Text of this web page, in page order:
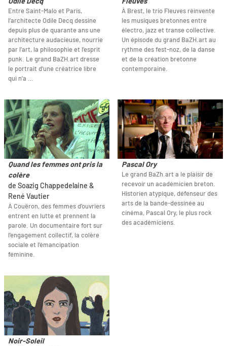
Entre Saint-Malo et Paris,
l’architecte Odile Decq dessine
depuis plus de quarante ans une
architecture audacieuse, nourrie
par l’art, la philosophie et l’esprit
punk. Le grand BaZH.art dresse
le portrait d’une créatrice libre
qui n’a …
À Brest, le trio Fleuves réinvente
les musiques bretonnes entre
électro, jazz et transe collective.
Un épisode du grand BaZH.art au
rythme des fest-noz, de la danse
et de la création bretonne
contemporaine.
Quand les femmes ont pris la
colère
de Soazig Chappedelaine &
René Vautier
À Couëron, des femmes d’ouvriers
entrent en lutte et prennent la
parole. Un documentaire fort sur
l’engagement collectif, la colère
sociale et l’émancipation
féminine.
Pascal Ory
Le grand BaZh.art a le plaisir de
recevoir un académicien breton.
Historien atypique, défenseur des
arts de la bande-dessinée au
cinéma, Pascal Ory, le plus rock
des académiciens.
Noir-Soleil